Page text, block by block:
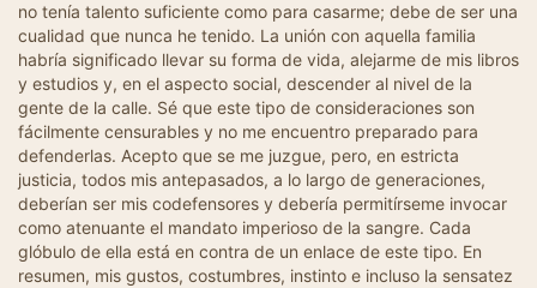
no tenía talento suficiente como para casarme; debe de ser una
cualidad que nunca he tenido. La unión con aquella familia
habría significado llevar su forma de vida, alejarme de mis libros
y estudios y, en el aspecto social, descender al nivel de la
gente de la calle. Sé que este tipo de consideraciones son
fácilmente censurables y no me encuentro preparado para
defenderlas. Acepto que se me juzgue, pero, en estricta
justicia, todos mis antepasados, a lo largo de generaciones,
deberían ser mis codefensores y debería permitírseme invocar
como atenuante el mandato imperioso de la sangre. Cada
glóbulo de ella está en contra de un enlace de este tipo. En
resumen, mis gustos, costumbres, instinto e incluso la sensatez